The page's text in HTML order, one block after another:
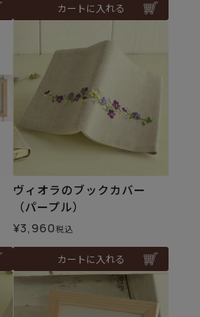
カートに入れる
ヴィオラのブックカバー
（パープル）
¥3,960税込
カートに入れる